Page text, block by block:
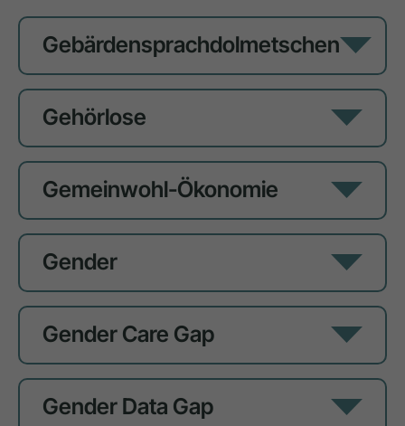
Gebärdensprachdolmetschen
Gehörlose
Gemeinwohl-Ökonomie
Gender
Gender Care Gap
Gender Data Gap